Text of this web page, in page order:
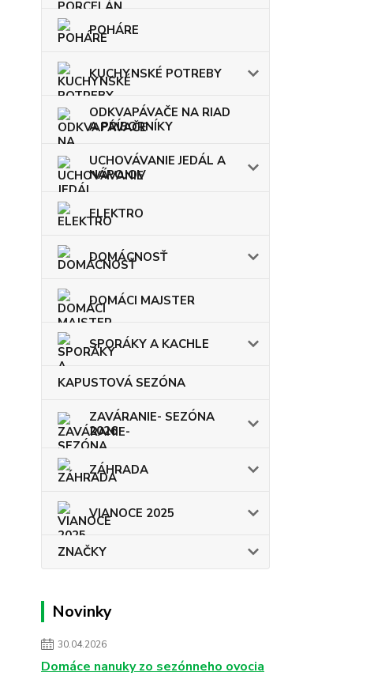
POHÁRE
KUCHYNSKÉ POTREBY
ODKVAPÁVAČE NA RIAD
A PRÍBORNÍKY
UCHOVÁVANIE JEDÁL A
NÁPOJOV
ELEKTRO
DOMÁCNOSŤ
DOMÁCI MAJSTER
SPORÁKY A KACHLE
KAPUSTOVÁ SEZÓNA
ZAVÁRANIE- SEZÓNA
2026
ZÁHRADA
VIANOCE 2025
ZNAČKY
Novinky
30.04.2026
Domáce nanuky zo sezónneho ovocia